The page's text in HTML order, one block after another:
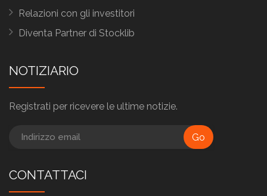
Relazioni con gli investitori
Diventa Partner di Stocklib
NOTIZIARIO
Registrati per ricevere le ultime notizie.
Go
CONTATTACI